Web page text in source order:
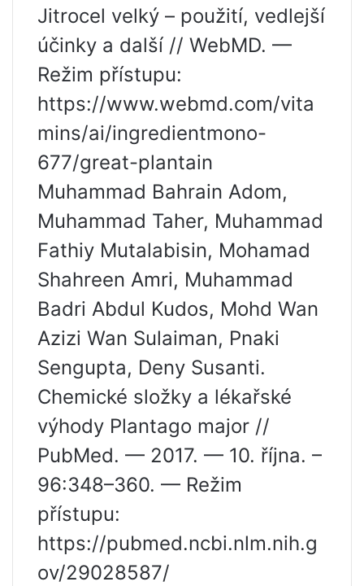
Jitrocel velký – použití, vedlejší
účinky a další // WebMD. —
Režim přístupu:
https://www.webmd.com/vita
mins/ai/ingredientmono-
677/great-plantain
Muhammad Bahrain Adom,
Muhammad Taher, Muhammad
Fathiy Mutalabisin, Mohamad
Shahreen Amri, Muhammad
Badri Abdul Kudos, Mohd Wan
Azizi Wan Sulaiman, Pnaki
Sengupta, Deny Susanti.
Chemické složky a lékařské
výhody Plantago major //
PubMed. — 2017. — 10. října. –
96:348–360. — Režim
přístupu:
https://pubmed.ncbi.nlm.nih.g
ov/29028587/